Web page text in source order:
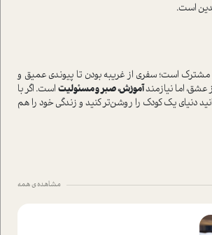
است.
است؛ سفری از غریبه بودن تا پیوندی عمیق و
عشق، اما نیازمندآموزش، صبر و مسئولیت است. اگر با
دنیای یک کودک را روشن‌تر کنید و زندگی خود را هم
مشاهده ی همه